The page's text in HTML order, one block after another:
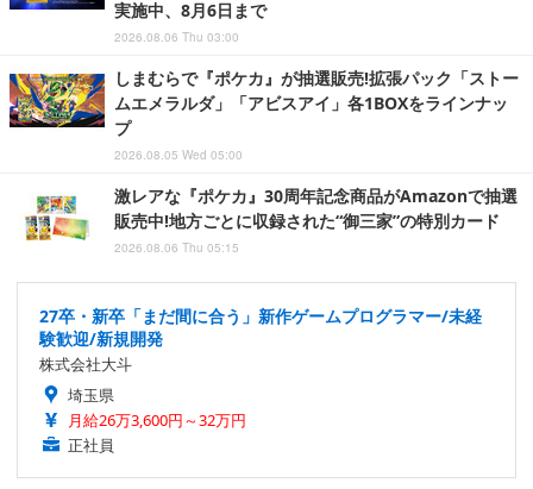
実施中、8月6日まで
2026.08.06 Thu 03:00
しまむらで『ポケカ』が抽選販売!拡張パック「ストー
ムエメラルダ」「アビスアイ」各1BOXをラインナッ
プ
2026.08.05 Wed 05:00
激レアな『ポケカ』30周年記念商品がAmazonで抽選
販売中!地方ごとに収録された“御三家”の特別カード
2026.08.06 Thu 05:15
27卒・新卒「まだ間に合う」新作ゲームプログラマー/未経
験歓迎/新規開発
株式会社大斗
埼玉県
月給26万3,600円～32万円
正社員